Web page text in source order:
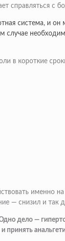
справляться с
система, и он
случае
в короткие
именно
— снизил и так
дело —
принять